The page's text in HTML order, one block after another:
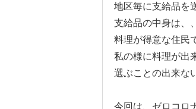
地区毎に支給品を
支給品の中身は、
料理が得意な住民
私の様に料理が出
選ぶことの出来な
今回は、ゼロコロ